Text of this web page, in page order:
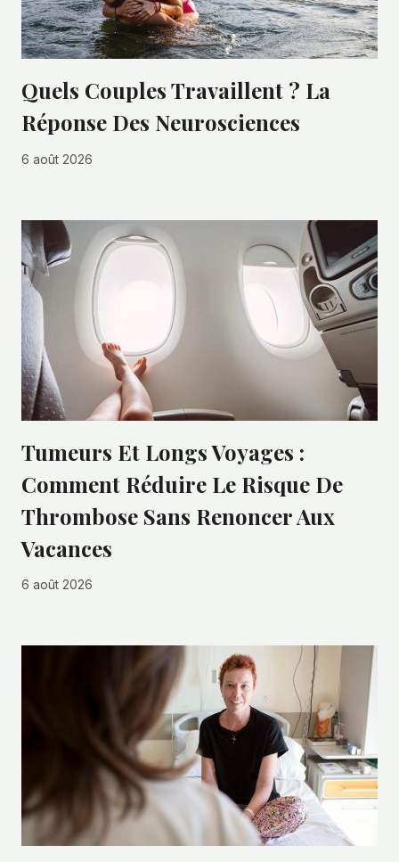
Quels Couples Travaillent ? La
Réponse Des Neurosciences
6 août 2026
Tumeurs Et Longs Voyages :
Comment Réduire Le Risque De
Thrombose Sans Renoncer Aux
Vacances
6 août 2026